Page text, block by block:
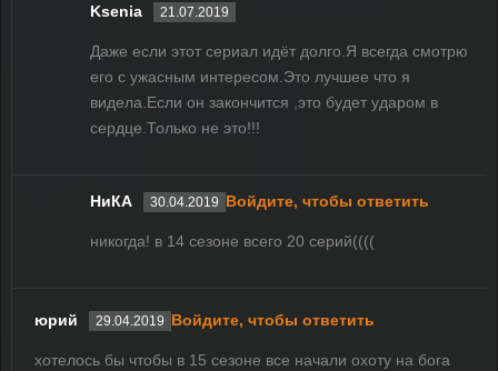
Ksenia 21.07.2019
Даже если этот сериал идёт долго.Я всегда смотрю
его с ужасным интересом.Это лучшее что я
видела.Если он закончится ,это будет ударом в
сердце.Только не это!!!
НиКА 30.04.2019 Войдите, чтобы ответить
никогда! в 14 сезоне всего 20 серий((((
юрий 29.04.2019 Войдите, чтобы ответить
хотелось бы чтобы в 15 сезоне все начали охоту на бога